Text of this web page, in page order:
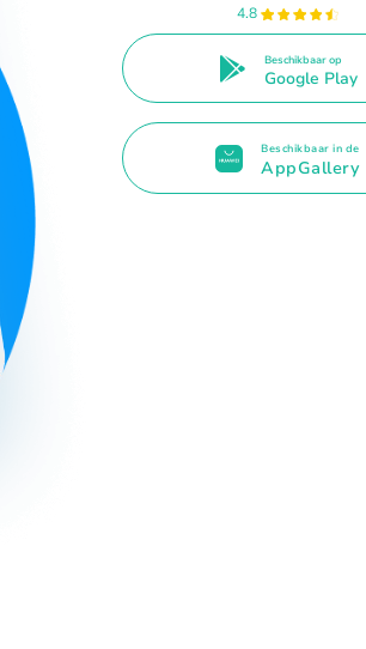
4.8
Beschikbaar op
Google Play
Beschikbaar in de
AppGallery